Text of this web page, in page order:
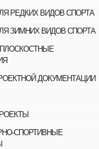
РЕДКИХ ВИДОВ СПОРТА
ЗИМНИХ ВИДОВ СПОРТА
ДОКУМЕНТАЦИИ
СПОРТИВНЫЕ